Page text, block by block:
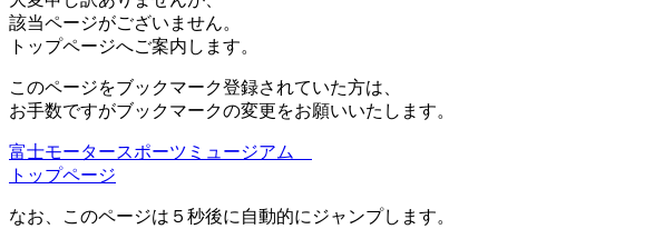
該当ページがございません。
トップページへご案内します。
このページをブックマーク登録されていた方は、
お手数ですがブックマークの変更をお願いいたします。
富士モータースポーツミュージアム
トップページ
なお、このページは５秒後に自動的にジャンプします。